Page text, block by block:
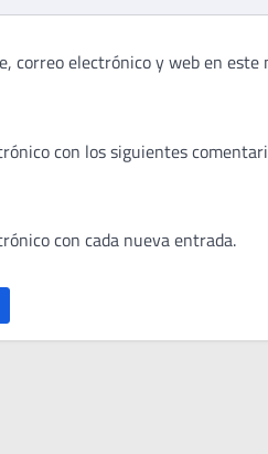
correo electrónico y web en
con los siguientes
con cada nueva entrada.